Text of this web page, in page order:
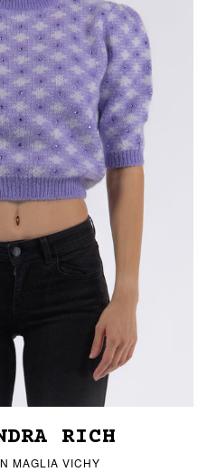
RICH
MAGLIA VICHY